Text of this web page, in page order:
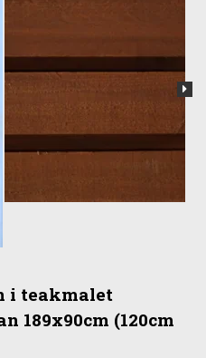
i teakmalet
189x90cm (120cm